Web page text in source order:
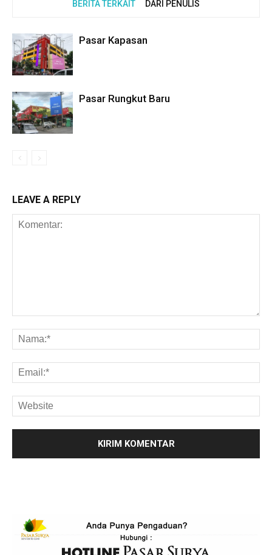
BERITA TERKAIT DARI PENULIS
Pasar Kapasan
Pasar Rungkut Baru
LEAVE A REPLY